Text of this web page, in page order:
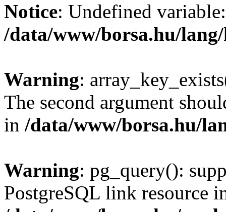
Notice: Undefined
/data/www/borsa.hu/
Warning:
The second argument
in /data/www/borsa.hu/
Warning: pg_query():
PostgreSQL link resource